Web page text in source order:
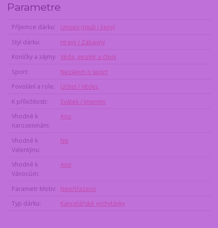
Parametre
Příjemce dárku
Unisex (muži i ženy)
Styl dárku
Hravý / Zábavný
Koníčky a zájmy
Věda, vesmír a čtení
Sport
Nezájem o sport
Povolání a role
Učitel / Vědec
K příležitosti
Svátek / Jmeniny
Vhodné k
narozeninám
Ano
Vhodné k
Valentýnu
Ne
Vhodné k
Vánocům
Ano
Parametr Motiv
Nepřiřazeno
Typ dárku
Kancelářské vychytávky